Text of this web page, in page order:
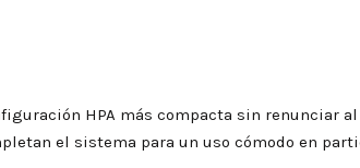
HPA más compacta sin renunciar
el sistema para un uso cómodo en